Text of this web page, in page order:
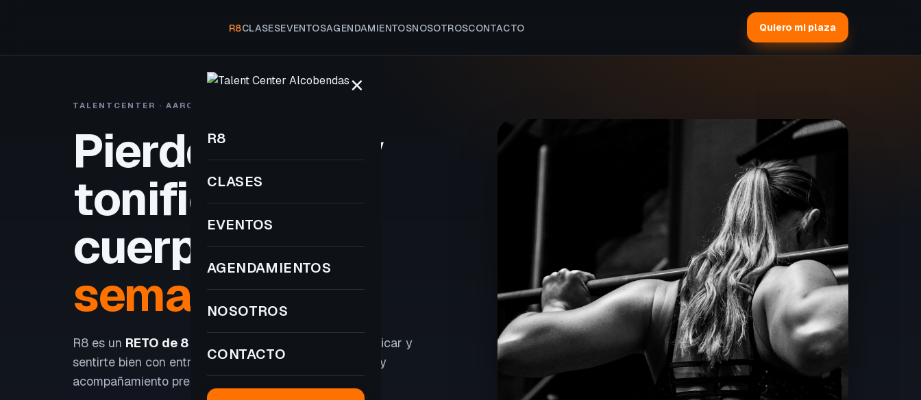
R8CLASESEVENTOSAGENDAMIENTOSNOSOTROSCONTACTO Quiero mi plaza
✕
R8
CLASES
EVENTOS
AGENDAMIENTOS
NOSOTROS
CONTACTO
TALENTCENTER · AARON VIVANCOS
Pierde grasa y
tonifica tu
cuerpoen 8
semanas.
R8 es un RETO de 8 SEMANAS
para perder peso, tonificar y
sentirte bien con entrenamiento, nutrición, seguimiento y
acompañamiento presencial.